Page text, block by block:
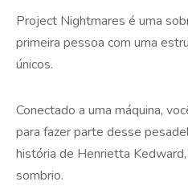
Project Nightmares é uma
primeira pessoa com uma
únicos.
Conectado a uma máquina,
para fazer parte desse
história de Henrietta
sombrio.